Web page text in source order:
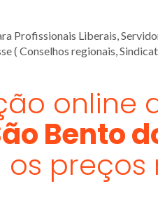
Profissionais Liberais,
( Conselhos regionais,
online
Bento
os preços